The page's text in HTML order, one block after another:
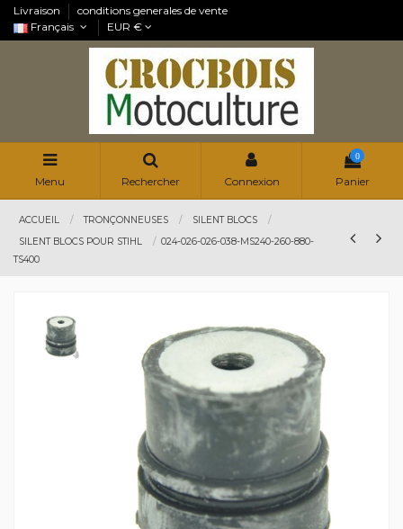
Livraison
conditions generales de vente
Français
EUR €
Menu Rechercher Connexion
0
Panier
ACCUEIL TRONÇONNEUSES
SILENT BLOCS
SILENT BLOCS POUR STIHL
024-026-026-038-MS240-260-880-
TS400